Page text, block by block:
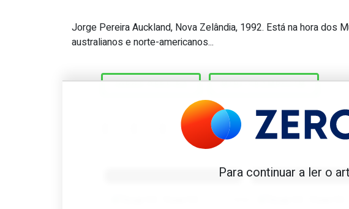
Great Scott #883: Primeiro europeu
Jorge Pereira Auckland, Nova Zelândia, 1992. Está na hora dos
australianos e norte-americanos...
JORGE PEREIRA MINI-TRAMPOLIM
Para continuar a ler o